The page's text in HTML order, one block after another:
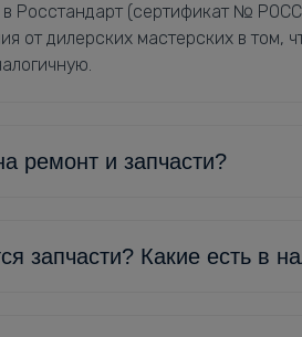
Росстандарт (сертификат №
от дилерских мастерских в
ремонт и запчасти?
запчасти? Какие есть в